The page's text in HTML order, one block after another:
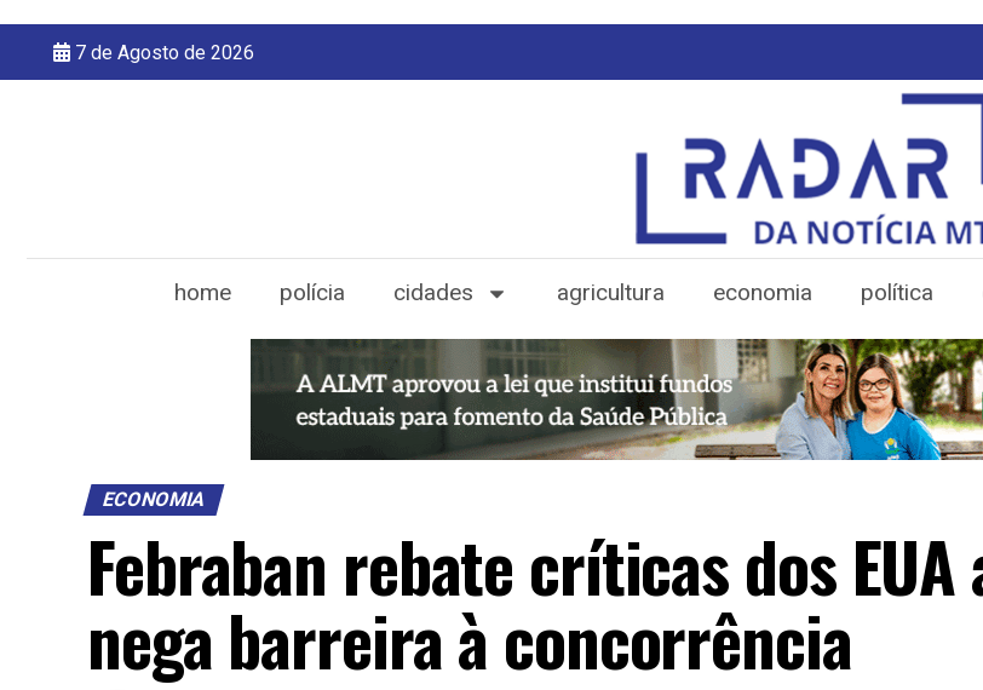
7 de Agosto de 2026
home polícia cidades agricultura economia política
ECONOMIA
Febraban rebate críticas dos EUA
nega barreira à concorrência